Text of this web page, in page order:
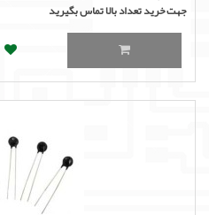
جهت خرید تعداد بالا تماس بگیرید